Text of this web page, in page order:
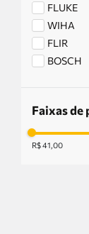
FLUKE
WIHA
FLIR
BOSCH
Faixas de
R$ 41,00